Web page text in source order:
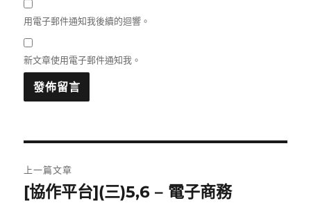
用電子郵件通知我後續的迴響。
新文章使用電子郵件通知我。
章
上一篇文章
上
[協作平台](三)5,6 – 電子商務